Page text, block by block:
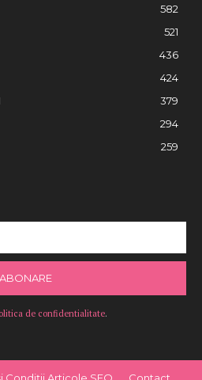
582
521
436
424
379
294
259
ABONARE
de confidentialitate.
Condiții Articole SEO Contact